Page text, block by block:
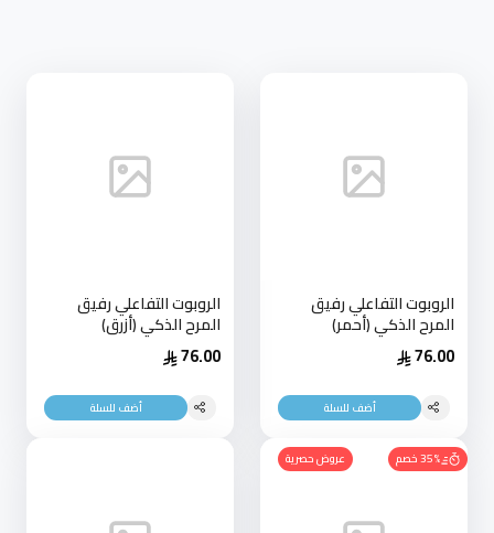
الروبوت التفاعلي رفيق
المرح الذكي (أحمر)
76.00
أضف للسلة
الروبوت التفاعلي رفيق
المرح الذكي (أزرق)
76.00
أضف للسلة
35% خصم عروض حصرية